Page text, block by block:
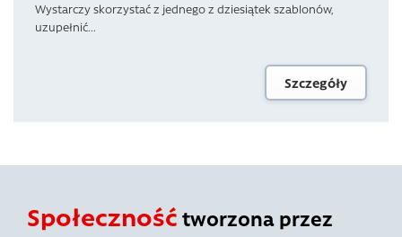
Wystarczy skorzystać z jednego z dziesiątek szablonów,
uzupełnić...
Szczegóły
Społeczność tworzona przez